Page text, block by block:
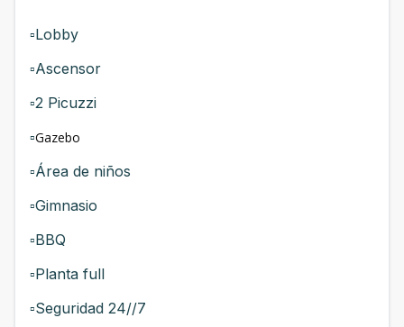
▫️Lobby
▫️Ascensor
▫️2 Picuzzi
▫️Gazebo
▫️Área de niños
▫️Gimnasio
▫️BBQ
▫️Planta full
▫️Seguridad 24//7